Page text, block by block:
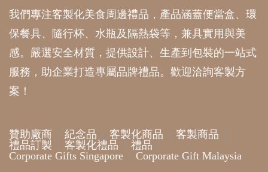
我們專注客製化美食周邊禮品，產品涵蓋便當盒、環
保餐具、隨行杯、水瓶及隔熱袋等，兼具實用與美
感。嚴選安全材質，提供設計、生產到包裝的一站式
服務，助企業打造專屬品牌禮品。歡迎洽詢客製方
案！
贊助廠商 紀念品 客製化商品
客製商品
禮品訂製
客製化禮品
禮品
Corporate Gifts Singapore
Corporate Gift Malaysia